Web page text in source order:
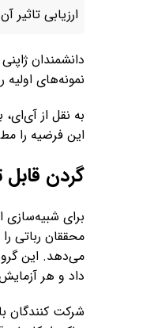
ارزیابی تاثیر
دانشمندان
نمونه‌های
به نقل از
این فرضیه را
گردن
برای
محققان رباتی
داد و هر آزمایش شامل ۴۰
شرکت کنندگان